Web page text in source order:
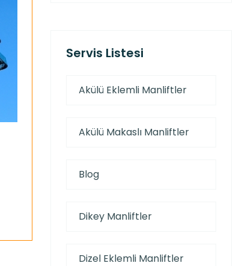
Servis Listesi
Akülü Eklemli Manliftler
Akülü Makaslı Manliftler
Blog
Dikey Manliftler
Dizel Eklemli Manliftler